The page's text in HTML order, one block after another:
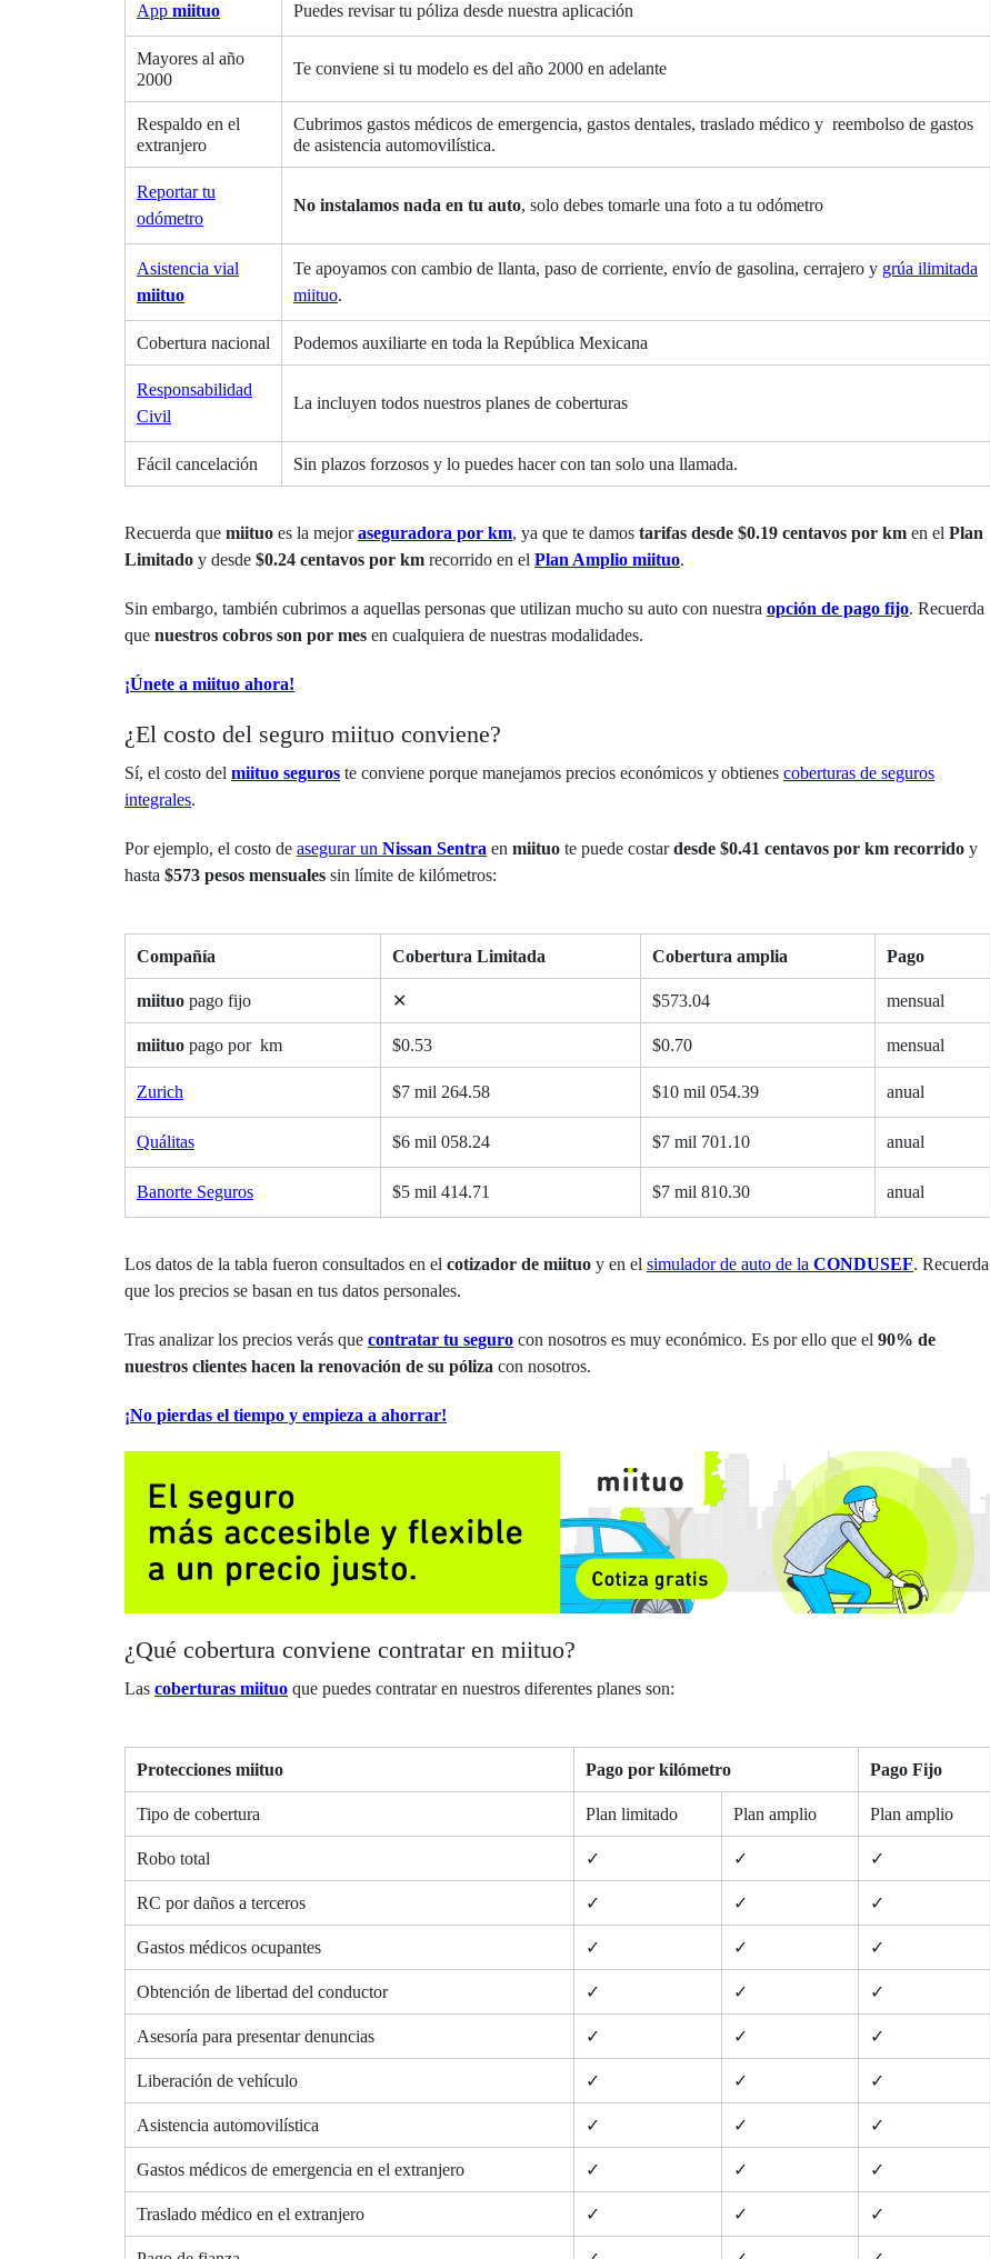
App miituo Puedes revisar tu póliza desde nuestra aplicación
Mayores al año
2000
Te conviene si tu modelo es del año 2000 en adelante
Respaldo en el
extranjero
Cubrimos gastos médicos de emergencia, gastos dentales, traslado médico y reembolso de gastos
de asistencia automovilística.
Reportar tu
odómetro
No instalamos nada en tu auto, solo debes tomarle una foto a tu odómetro
Asistencia vial
miituo
Te apoyamos con cambio de llanta, paso de corriente, envío de gasolina, cerrajero y grúa ilimitada
miituo.
Cobertura nacional Podemos auxiliarte en toda la República Mexicana
Responsabilidad
Civil
La incluyen todos nuestros planes de coberturas
Fácil cancelación Sin plazos forzosos y lo puedes hacer con tan solo una llamada.
Recuerda que miituo es la mejoraseguradora por km, ya que te damos tarifas desde $0.19 centavos por km en el Plan
Limitado y desde $0.24 centavos por km recorrido en el Plan Amplio miituo.
Sin embargo, también cubrimos a aquellas personas que utilizan mucho su auto con nuestra opción de pago fijo. Recuerda
que nuestros cobros son por mes en cualquiera de nuestras modalidades.
¡Únete a miituo ahora!
¿El costo del seguro miituo conviene?
Sí, el costo del miituo seguros te conviene porque manejamos precios económicos y obtienes coberturas de seguros
integrales.
Por ejemplo, el costo de asegurar un Nissan Sentra en miituo te puede costardesde $0.41 centavos por km recorrido y
hasta $573 pesos mensuales sin límite de kilómetros:
Compañía Cobertura Limitada Cobertura amplia Pago
miituo pago fijo ✕ $573.04 mensual
miituo pago por km $0.53 $0.70 mensual
Zurich $7 mil 264.58 $10 mil 054.39 anual
Quálitas $6 mil 058.24 $7 mil 701.10 anual
Banorte Seguros $5 mil 414.71 $7 mil 810.30 anual
Los datos de la tabla fueron consultados en el cotizador de miituo y en el simulador de auto de la CONDUSEF. Recuerda
que los precios se basan en tus datos personales.
Tras analizar los precios verás que contratar tu seguro con nosotros es muy económico. Es por ello que el 90% de
nuestros clientes hacen la renovación de su póliza con nosotros.
¡No pierdas el tiempo y empieza a ahorrar!
¿Qué cobertura conviene contratar en miituo?
Las coberturas miituo que puedes contratar en nuestros diferentes planes son:
Protecciones miituo Pago por kilómetro Pago Fijo
Tipo de cobertura Plan limitado Plan amplio Plan amplio
Robo total ✓ ✓ ✓
RC por daños a terceros ✓ ✓ ✓
Gastos médicos ocupantes ✓ ✓ ✓
Obtención de libertad del conductor ✓ ✓ ✓
Asesoría para presentar denuncias ✓ ✓ ✓
Liberación de vehículo ✓ ✓ ✓
Asistencia automovilística ✓ ✓ ✓
Gastos médicos de emergencia en el extranjero ✓ ✓ ✓
Traslado médico en el extranjero ✓ ✓ ✓